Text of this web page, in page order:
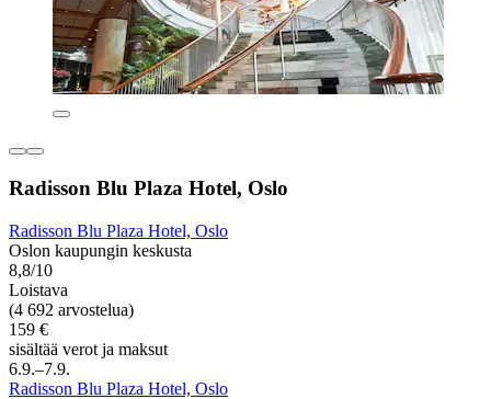
Radisson Blu Plaza Hotel, Oslo
Radisson Blu Plaza Hotel, Oslo
Oslon kaupungin keskusta
8,8/10
Loistava
(4 692 arvostelua)
159 €
sisältää verot ja maksut
6.9.–7.9.
Radisson Blu Plaza Hotel, Oslo